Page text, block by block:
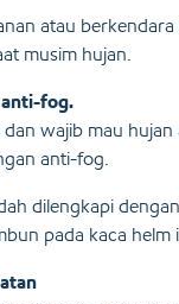
atau
musim hujan.
fog.
dan wajib mau
anti-fog.
dilengkapi
pada kaca